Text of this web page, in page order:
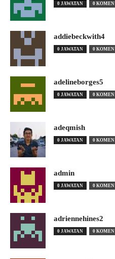
0 JAWATAN 0 KOMEN
addiebeckwith4
0 JAWATAN 0 KOMEN
adelineborges5
0 JAWATAN 0 KOMEN
adeqmish
0 JAWATAN 0 KOMEN
admin
0 JAWATAN 0 KOMEN
adriennehines2
0 JAWATAN 0 KOMEN